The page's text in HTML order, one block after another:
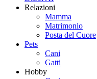
Relazioni
Mamma
Matrimonio
Posta del Cuore
Pets
Cani
Gatti
Hobby